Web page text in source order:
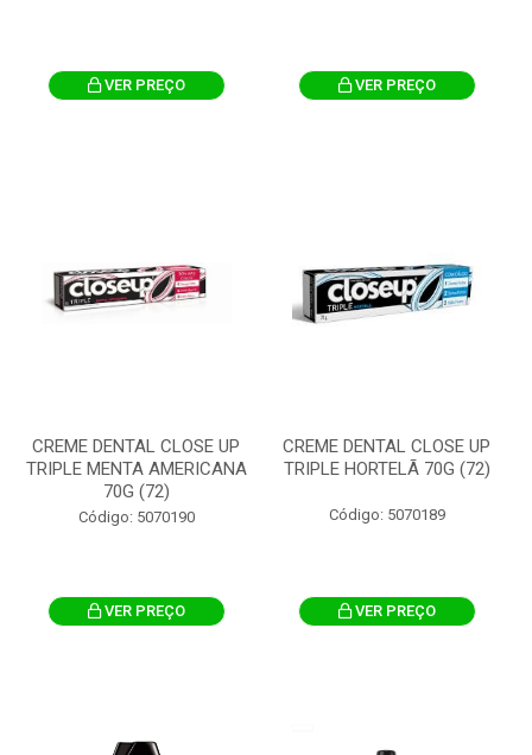
VER PREÇO VER PREÇO
CREME DENTAL CLOSE UP
TRIPLE MENTA AMERICANA
70G (72)
Código: 5070190
VER PREÇO
CREME DENTAL CLOSE UP
TRIPLE HORTELÃ 70G (72)
Código: 5070189
VER PREÇO